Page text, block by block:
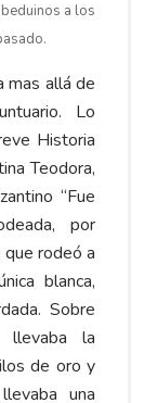
a los
mas allá de
Lo
Historia
Teodora,
“Fue
por
rodeó a
blanca,
Sobre
llevaba la
de oro y
una